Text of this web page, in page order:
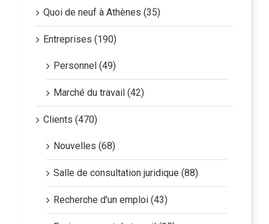
Quoi de neuf à Athènes (35)
Entreprises (190)
Personnel (49)
Marché du travail (42)
Clients (470)
Nouvelles (68)
Salle de consultation juridique (88)
Recherche d'un emploi (43)